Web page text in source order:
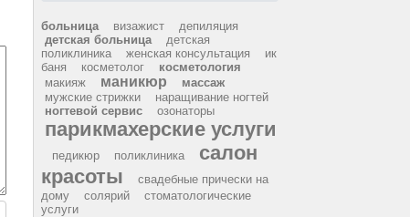
больница визажист
депиляция
детская больница
детская
поликлиника
женская консультация
ик
баня
косметолог
косметология
макияж
маникюр
массаж
мужские стрижки
наращивание ногтей
ногтевой сервис
озонаторы
парикмахерские услуги
педикюр поликлиника
салон
красоты
свадебные прически на
дому
солярий
стоматологические
услуги